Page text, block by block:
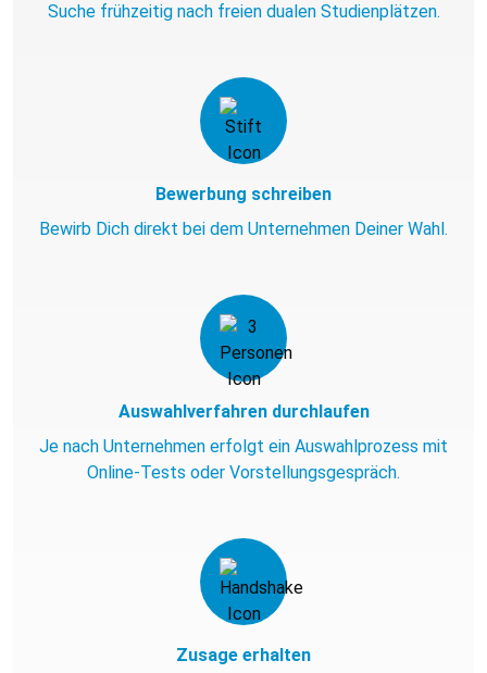
Suche frühzeitig nach freien dualen Studienplätzen.
Bewerbung schreiben
Bewirb Dich direkt bei dem Unternehmen Deiner Wahl.
Auswahlverfahren durchlaufen
Je nach Unternehmen erfolgt ein Auswahlprozess mit
Online-Tests oder Vorstellungsgespräch.
Zusage erhalten